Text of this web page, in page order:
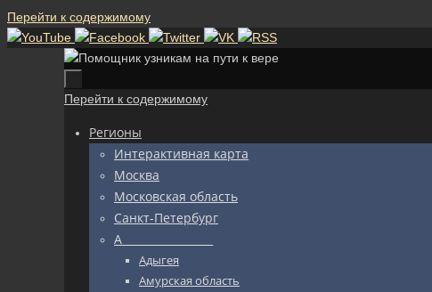
Перейти к содержимому
Перейти к содержимому
Регионы
Интерактивная карта
Москва
Московская область
Санкт-Петербург
А_________________
Адыгея
Амурская область